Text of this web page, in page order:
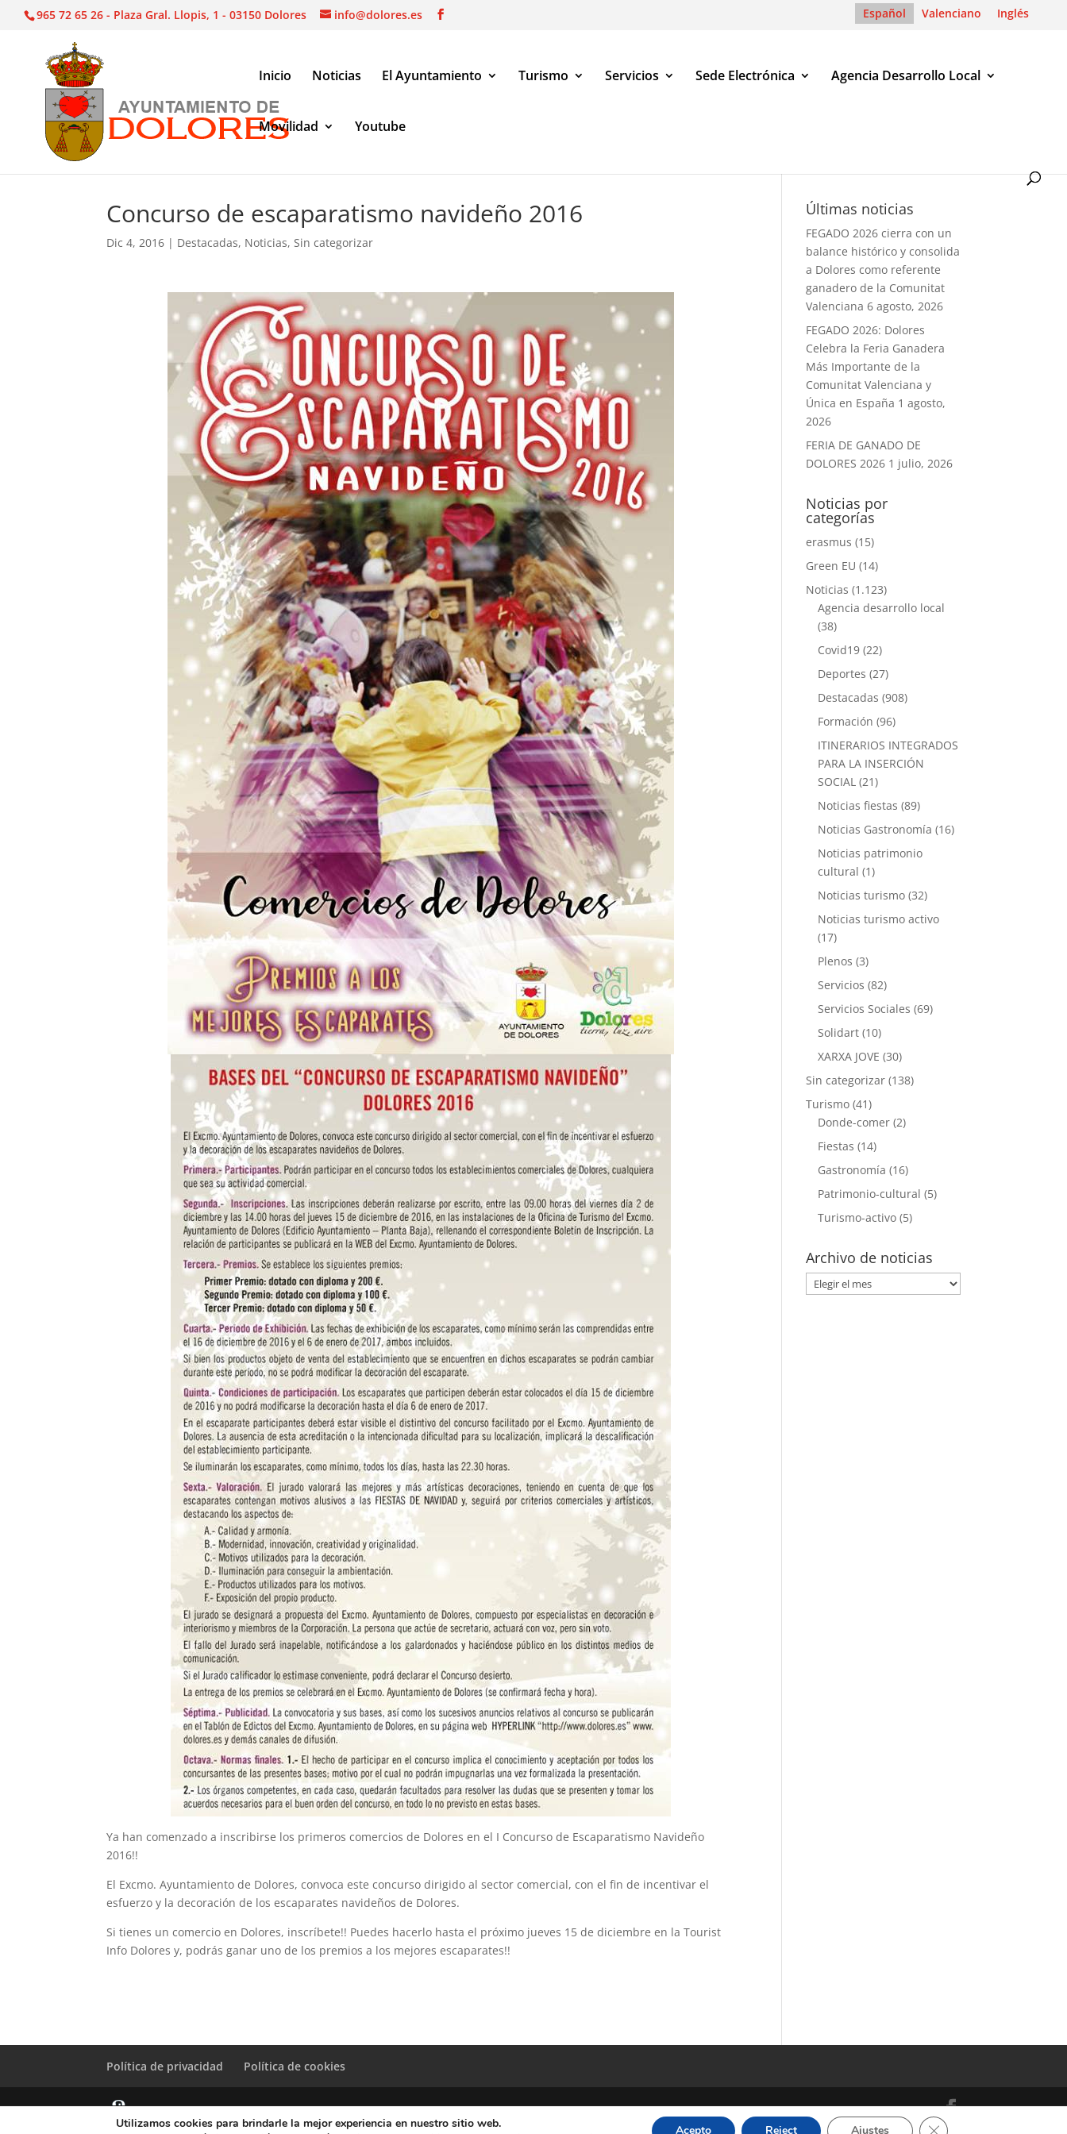
965 72 65 26 - Plaza Gral. Llopis, 1 - 03150 Dolores info@dolores.es Español Valenciano Inglés
Inicio Noticias El Ayuntamiento Turismo Servicios Sede Electrónica Agencia Desarrollo Local
Movilidad Youtube
Concurso de escaparatismo navideño 2016
Dic 4, 2016 | Destacadas, Noticias,Sin categorizar
Ya han comenzado a inscribirse los primeros comercios de Dolores en el I Concurso de Escaparatismo Navideño
2016!!
El Excmo. Ayuntamiento de Dolores, convoca este concurso dirigido al sector comercial, con el fin de incentivar el
esfuerzo y la decoración de los escaparates navideños de Dolores.
Si tienes un comercio en Dolores, inscríbete!! Puedes hacerlo hasta el próximo jueves 15 de diciembre en la Tourist
Info Dolores y, podrás ganar uno de los premios a los mejores escaparates!!
Últimas noticias
FEGADO 2026 cierra con un
balance histórico y consolida
a Dolores como referente
ganadero de la Comunitat
Valenciana 6 agosto, 2026
FEGADO 2026: Dolores
Celebra la Feria Ganadera
Más Importante de la
Comunitat Valenciana y
Única en España 1 agosto,
2026
FERIA DE GANADO DE
DOLORES 2026 1 julio, 2026
Noticias por
categorías
erasmus (15)
Green EU (14)
Noticias (1.123)
Agencia desarrollo local
(38)
Covid19 (22)
Deportes (27)
Destacadas (908)
Formación (96)
ITINERARIOS INTEGRADOS
PARA LA INSERCIÓN
SOCIAL (21)
Noticias fiestas (89)
Noticias Gastronomía (16)
Noticias patrimonio
cultural (1)
Noticias turismo (32)
Noticias turismo activo
(17)
Plenos (3)
Servicios (82)
Servicios Sociales (69)
Solidart (10)
XARXA JOVE (30)
Sin categorizar (138)
Turismo (41)
Donde-comer (2)
Fiestas (14)
Gastronomía (16)
Patrimonio-cultural (5)
Turismo-activo (5)
Archivo de noticias
Archivo
de
Política de privacidad Política de cookies
Utilizamos cookies para brindarle la mejor experiencia en nuestro sitio web.
Acepto Reject Ajustes Cerrar el banner de